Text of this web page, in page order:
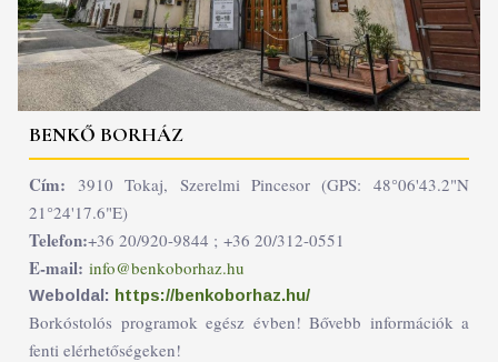
BENKŐ BORHÁZ
Cím: 3910 Tokaj, Szerelmi Pincesor (GPS: 48°06'43.2"N
21°24'17.6"E)
Telefon:+36 20/920-9844 ; +36 20/312-0551
E-mail: info@benkoborhaz.hu
Weboldal: https://benkoborhaz.hu/
Borkóstolós programok egész évben! Bővebb információk a
fenti elérhetőségeken!